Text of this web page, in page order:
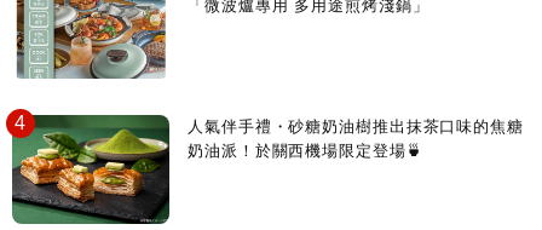
「微波爐專用 多用途煎烤淺鍋」
人氣伴手禮・砂糖奶油樹推出抹茶口味的焦糖
奶油派！於關西機場限定登場🍵